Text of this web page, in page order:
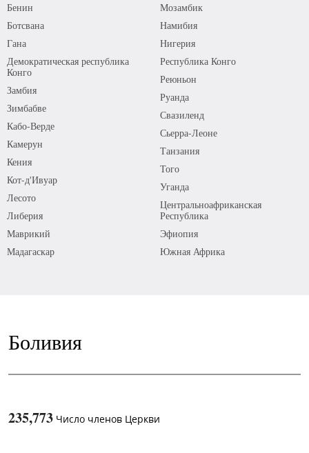
Бенин
Ботсвана
Гана
Демократическая республика
Конго
Замбия
Зимбабве
Кабо-Верде
Камерун
Кения
Кот-д'Ивуар
Лесото
Либерия
Маврикий
Мадагаскар
Мозамбик
Намибия
Нигерия
Республика Конго
Реюньон
Руанда
Свазиленд
Сьерра-Леоне
Танзания
Того
Уганда
Центральноафриканская
Республика
Эфиопия
Южная Африка
Боливия
235,773 Число членов Церкви